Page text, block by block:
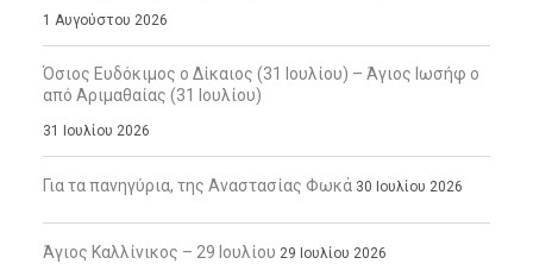
1 Αυγούστου 2026
Όσιος Ευδόκιμος ο Δίκαιος (31 Ιουλίου) – Άγιος Ιωσήφ ο
από Αριμαθαίας (31 Ιουλίου)
31 Ιουλίου 2026
Για τα πανηγύρια, της Αναστασίας Φωκά 30 Ιουλίου 2026
Άγιος Καλλίνικος – 29 Ιουλίου 29 Ιουλίου 2026